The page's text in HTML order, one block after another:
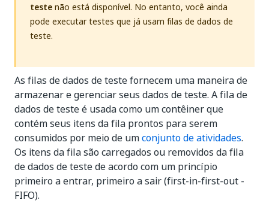
testenão está disponível. No entanto, você ainda
pode executar testes que já usam filas de dados de
teste.
As filas de dados de teste fornecem uma maneira de
armazenar e gerenciar seus dados de teste. A fila de
dados de teste é usada como um contêiner que
contém seus itens da fila prontos para serem
consumidos por meio de umconjunto de atividades.
Os itens da fila são carregados ou removidos da fila
de dados de teste de acordo com um princípio
primeiro a entrar, primeiro a sair (first-in-first-out -
FIFO).